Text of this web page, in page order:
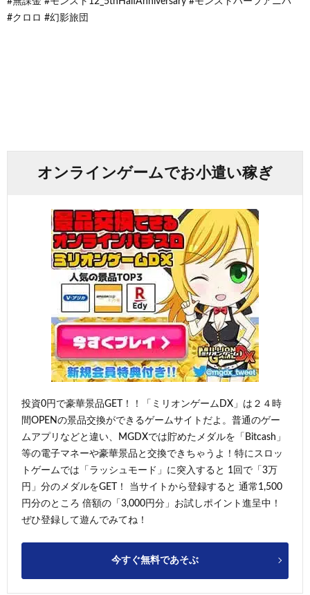
#クロロ #幻影旅団
オンラインゲームでお小遣い稼ぎ
投資0円で豪華景品GET！！「ミリオンゲームDX」は２４時
間OPENの景品交換ができるゲームサイトだよ。普通のゲー
ムアプリなどと違い、MGDXでは貯めたメダルを「Bitcash」
等の電子マネーや豪華景品と交換できちゃうよ！特にスロッ
トゲームでは「ラッシュモード」に突入すると 1回で「3万
円」分のメダルをGET！ 当サイトから登録すると 通常1,500
円分のところ 倍額の「3,000円分」お試しポイント進呈中！
ぜひ登録して遊んでみてね！
今すぐ無料であそぶ